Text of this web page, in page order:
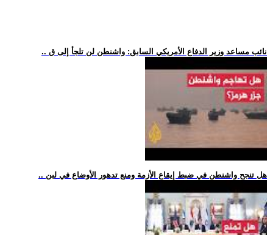
.. نائب مساعد وزير الدفاع الأمريكي السابق: واشنطن لن تلجأ إلى ق
.. هل تنجح واشنطن في ضبط إيقاع الأزمة ومنع تدهور الأوضاع في لبن